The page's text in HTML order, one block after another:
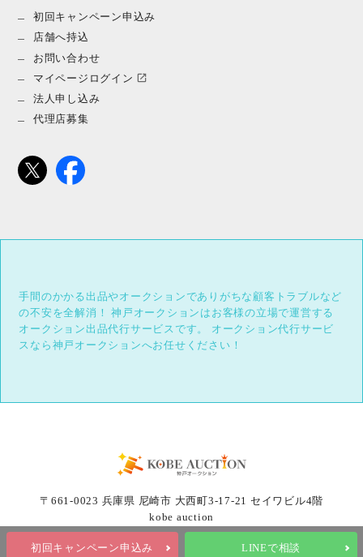
初回キャンペーン申込み LINEで相談
初回キャンペーン申込み
店舗へ持込
お問い合わせ
マイページログイン
法人申し込み
代理店募集
手間のかかる出品やオークションでありがちな顧客トラブルなど
の不安を全解消！
神戸オークションはお客様の立場で運営する
オークション出品代行サービスです。
オークション代行サービ
スなら神戸オークションへお任せください！
〒661-0023 兵庫県 尼崎市 大西町3-17-21 セイワビル4階
kobe auction